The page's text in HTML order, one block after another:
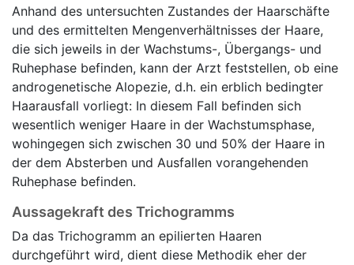
Anhand des untersuchten Zustandes der Haarschäfte
und des ermittelten Mengenverhältnisses der Haare,
die sich jeweils in der Wachstums-, Übergangs- und
Ruhephase befinden, kann der Arzt feststellen, ob eine
androgenetische Alopezie, d.h. ein erblich bedingter
Haarausfall vorliegt: In diesem Fall befinden sich
wesentlich weniger Haare in der Wachstumsphase,
wohingegen sich zwischen 30 und 50% der Haare in
der dem Absterben und Ausfallen vorangehenden
Ruhephase befinden.
Aussagekraft des Trichogramms
Da das Trichogramm an epilierten Haaren
durchgeführt wird, dient diese Methodik eher der